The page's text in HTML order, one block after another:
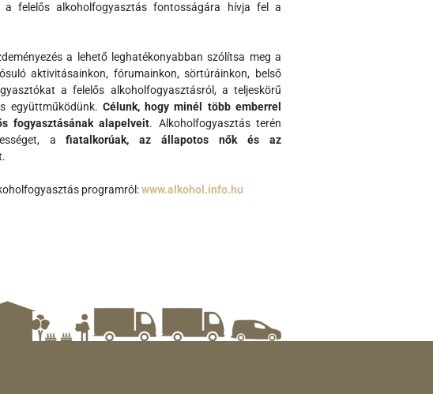
a felelős alkoholfogyasztás fontosságára hívja fel a
a lehető leghatékonyabban szólítsa meg a
aktivitásainkon, fórumainkon, sörtúráinkon, belső
a felelős alkoholfogyasztásról, a teljeskörű
együttműködünk. Célunk, hogy minél több emberrel
fogyasztásának alapelveit. Alkoholfogyasztás terén
afiatalkorúak, az állapotos nők és az
programról:www.alkohol.info.hu